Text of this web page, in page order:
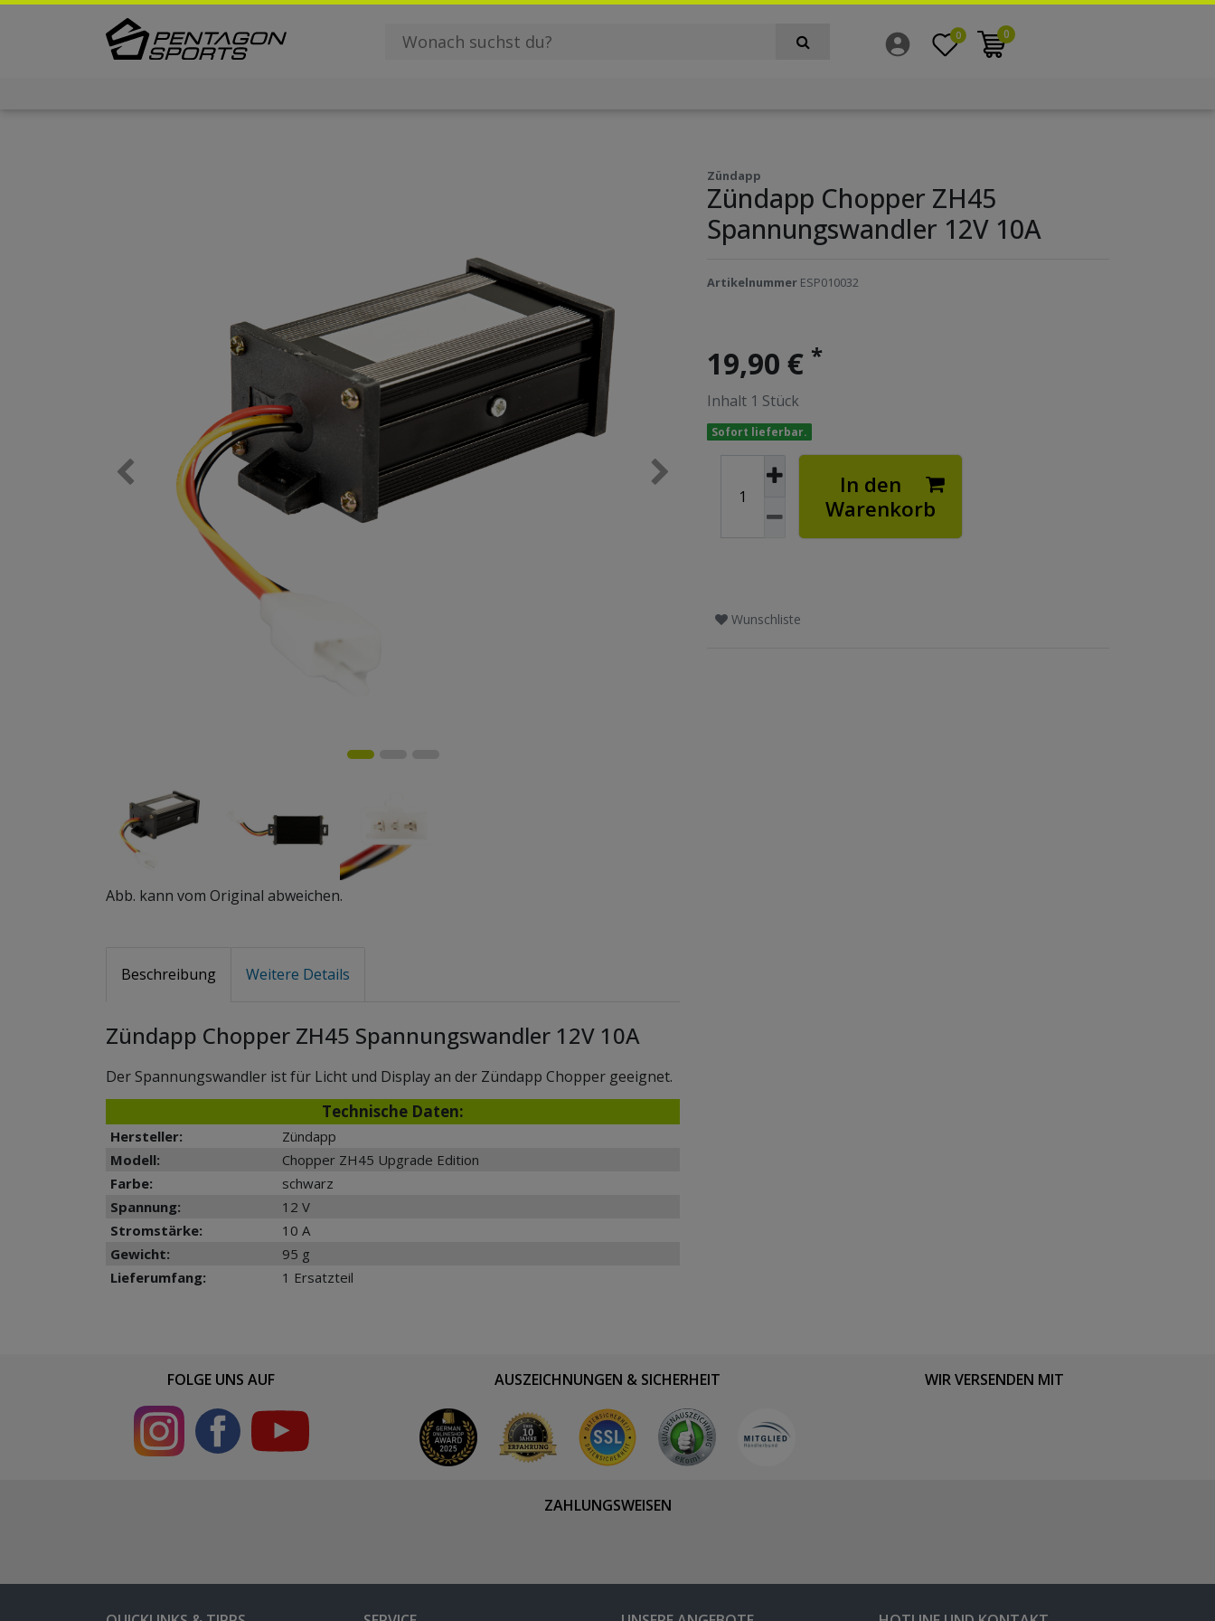
0 0
Abb. kann vom Original abweichen.
Zündapp
Zündapp Chopper ZH45
Spannungswandler 12V 10A
Artikelnummer ESP010032
19,90 € *
Inhalt 1 Stück
Sofort lieferbar.
In den
Warenkorb
Wunschliste
Beschreibung Weitere Details
Zündapp Chopper ZH45 Spannungswandler 12V 10A
Der Spannungswandler ist für Licht und Display an der Zündapp Chopper geeignet.
Technische Daten:
Hersteller:
Zündapp
Modell:
Chopper ZH45 Upgrade Edition
Farbe:
schwarz
Spannung:
12 V
Stromstärke:
10 A
Gewicht:
95 g
Lieferumfang:
1 Ersatzteil
FOLGE UNS AUF AUSZEICHNUNGEN & SICHERHEIT WIR VERSENDEN MIT
ZAHLUNGSWEISEN